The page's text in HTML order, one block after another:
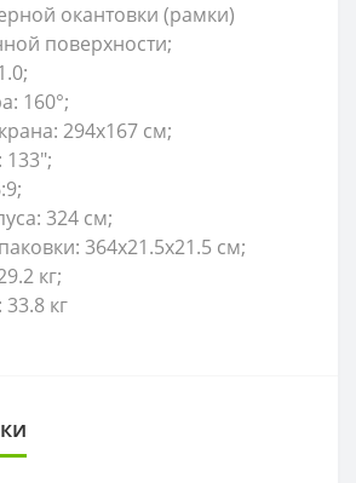
окантовки (рамки)
поверхности;
160°;
294x167 см;
133";
324 см;
364x21.5x21.5 см;
кг;
33.8 кг